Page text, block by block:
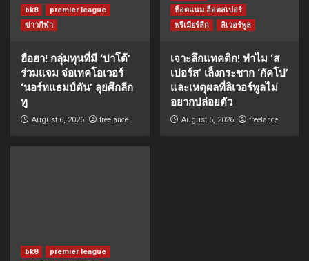
bk8
premier league
ข่าวกีฬา
ฮือฮา! กลุ่มทุนที่มี ‘ปาโต้’
ร่วมแจม จ่อเทคโอเวอร์
‘นอร์ทแธมป์ตัน’ ลุยศึกลีก
ทู
August 6, 2026 freelance
ท็อตแนม ฮ็อตสเปอร์
พรีเมียร์ลีก
ลิเวอร์พูล
เจาะลึกแทคติก! ทำไม ‘ส
เปอร์ส’ เล็งกระชาก ‘กัคโป’
และเหตุผลที่ลิเวอร์พูลไม่
อยากปล่อยตัว
August 6, 2026 freelance
bk8
premier league